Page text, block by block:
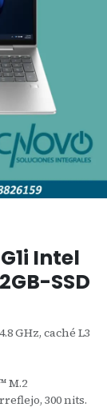
Intel
SSD
GHz, caché L3
M.2
300 nits.